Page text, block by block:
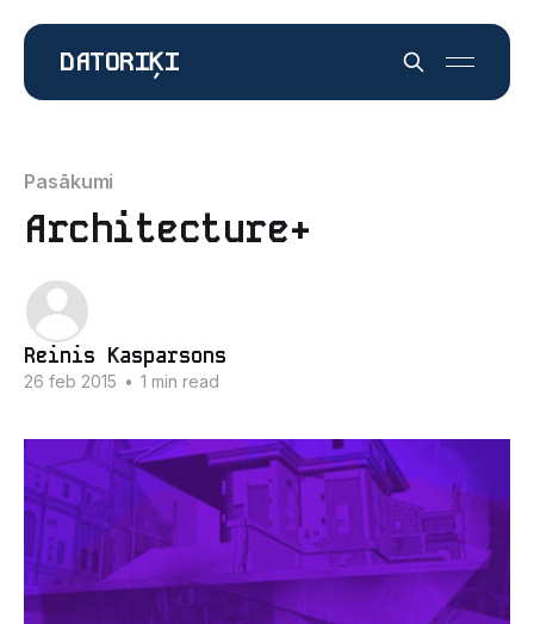
DATORIĶI
Pasākumi
Architecture+
Reinis Kasparsons
26 feb 2015 • 1 min read